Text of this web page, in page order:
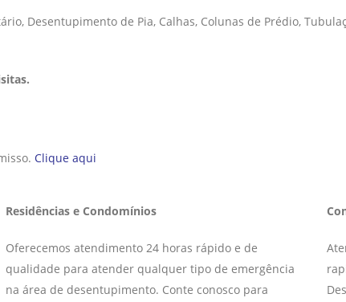
Desentupimento de Pia, Calhas, Colunas de Prédio,
Clique aqui
Residências e Condomínios
Oferecemos atendimento 24 horas rápido e de
qualidade para atender qualquer tipo de emergência
na área de desentupimento. Conte conosco para